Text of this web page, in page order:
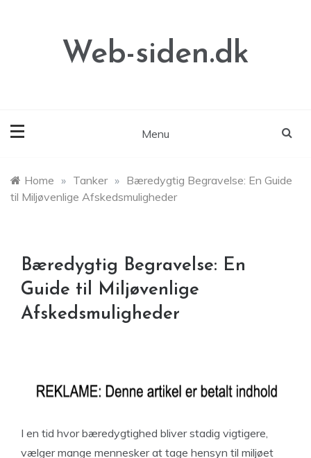
Web-siden.dk
Menu
Home » Tanker » Bæredygtig Begravelse: En Guide
til Miljøvenlige Afskedsmuligheder
Bæredygtig Begravelse: En
Guide til Miljøvenlige
Afskedsmuligheder
I en tid hvor bæredygtighed bliver stadig vigtigere,
vælger mange mennesker at tage hensyn til miljøet